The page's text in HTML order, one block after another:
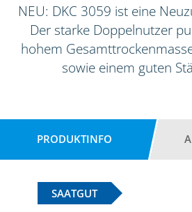
NEU: DKC 3059 ist eine
Der starke Doppelnutzer
hohem
sowie einem guten
PRODUKTINFO
SAATGUT